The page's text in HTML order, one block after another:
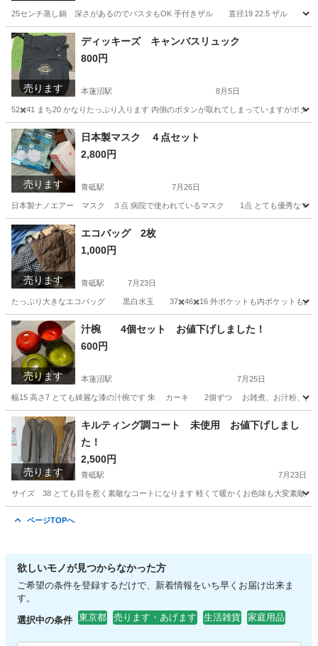
25センチ蒸し鍋 深さがあるのでパスタもOK 手付きザル 直径19 22.5 ザ
東京 板橋区 本蓮沼駅 調理器具 ザル
売ります
ディッキーズ キャンバスリュック
800円
本蓮沼駅 8月5日
52✖️41 まち20 かなりたっぷり入ります 内側のボタンが取れてしまっていますがボタ
東京 板橋区 本蓮沼駅 その他 キャンバス
売ります
日本製マスク ４点セット
2,800円
青砥駅 7月26日
日本製ナノエアー マスク ３点 病院で使われているマスク 1点 とても優秀なマス
東京 葛飾区 青砥駅 家庭用品
売ります
エコバッグ 2枚
1,000円
青砥駅 7月23日
たっぷり大きなエコバッグ 黒白水玉 37✖️46✖️16 外ポケットも内ポケッ
東京 葛飾区 青砥駅 家庭用品 エコバッグ
売ります
汁椀 4個セット お値下げしました！
600円
本蓮沼駅 7月25日
幅15 高さ7 とても綺麗な漆の汁椀です 朱 カーキ 2個ずつ お雑煮、お汁粉、おう
東京 板橋区 食器 お雑煮
売ります
キルティング調コート 未使用 お値下げしまし
た！
2,500円
青砥駅 7月23日
サイズ 38 とても目を惹く素敵なコートになります 軽くて暖かくお色味も大変素敵で
ページTOPへ
欲しいモノが見つからなかった方
ご希望の条件を登録するだけで、新着情報をいち早くお届け出来ま
す。
選択中の条件 東京都 売ります・あげます 生活雑貨 家庭用品